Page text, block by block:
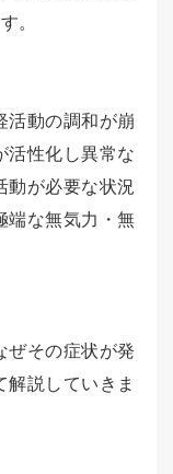
。
活動の調和が崩
活性化し異常な
動が必要な状況
端な無気力・無
ぜその症状が発
説していきま